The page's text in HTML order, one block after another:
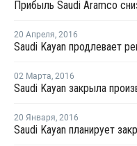
20 Апреля, 2016
02 Марта, 2016
20 Января, 2016